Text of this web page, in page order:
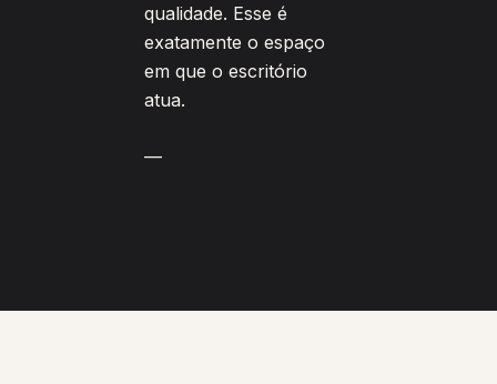
qualidade. Esse é
exatamente o espaço
em que o escritório
atua.
—